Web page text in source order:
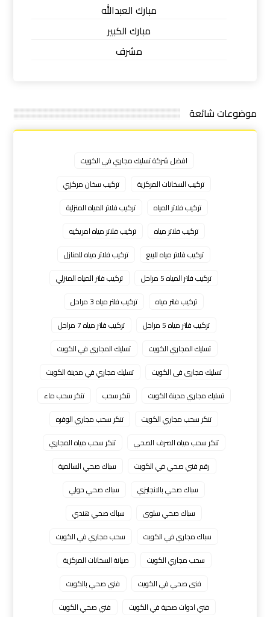
مبارك العبدالله
مبارك الكبير
مشرف
موضوعات شائعة
افضل شركة تسليك مجاري في الكويت
تركيب السخانات المركزية
تركيب سخان مركزي
تركيب فلاتر المياه
تركيب فلاتر المياه المنزلية
تركيب فلاتر مياه
تركيب فلاتر مياه امريكيه
تركيب فلاتر مياه للبيع
تركيب فلاتر مياه للمنازل
تركيب فلتر المياه 5 مراحل
تركيب فلتر المياه المنزلي
تركيب فلتر مياه
تركيب فلتر مياه 3 مراحل
تركيب فلتر مياه 5 مراحل
تركيب فلتر مياه 7 مراحل
تسليك المجاري الكويت
تسليك المجاري في الكويت
تسليك مجارى فى الكويت
تسليك مجاري في مدينة الكويت
تسليك مجاري مدينة الكويت
تنكر سحب
تنكر سحب ماء
تنكر سحب مجاري الكويت
تنكر سحب مجاري الوفره
تنكر سحب مياه الصرف الصحي
تنكر سحب مياه المجاري
رقم فني صحي في الكويت
سباك صحي السالمية
سباك صحي بالانجليزي
سباك صحي حولي
سباك صحي سلوى
سباك صحي هندي
سباك مجاري في الكويت
سحب مجاري في الكويت
سحب مجاري الكويت
صيانة السخانات المركزية
فنى صحي في الكويت
فني صحي بالكويت
فني ادوات صحية في الكويت
فني صحي الكويت